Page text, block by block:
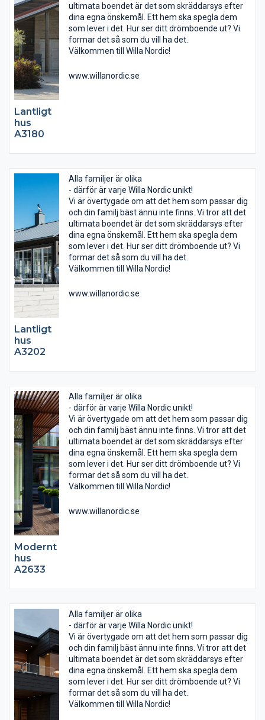
Lantligt
hus
A3180
ultimata boendet är det som skräddarsys efter
dina egna önskemål. Ett hem ska spegla dem
som lever i det. Hur ser ditt drömboende ut? Vi
formar det så som du vill ha det.
Välkommen till Willa Nordic!
www.willanordic.se
Lantligt
hus
A3202
Alla familjer är olika
- därför är varje Willa Nordic unikt!
Vi är övertygade om att det hem som passar dig
och din familj bäst ännu inte finns. Vi tror att det
ultimata boendet är det som skräddarsys efter
dina egna önskemål. Ett hem ska spegla dem
som lever i det. Hur ser ditt drömboende ut? Vi
formar det så som du vill ha det.
Välkommen till Willa Nordic!
www.willanordic.se
Modernt
hus
A2633
Alla familjer är olika
- därför är varje Willa Nordic unikt!
Vi är övertygade om att det hem som passar dig
och din familj bäst ännu inte finns. Vi tror att det
ultimata boendet är det som skräddarsys efter
dina egna önskemål. Ett hem ska spegla dem
som lever i det. Hur ser ditt drömboende ut? Vi
formar det så som du vill ha det.
Välkommen till Willa Nordic!
www.willanordic.se
Alla familjer är olika
- därför är varje Willa Nordic unikt!
Vi är övertygade om att det hem som passar dig
och din familj bäst ännu inte finns. Vi tror att det
ultimata boendet är det som skräddarsys efter
dina egna önskemål. Ett hem ska spegla dem
som lever i det. Hur ser ditt drömboende ut? Vi
formar det så som du vill ha det.
Välkommen till Willa Nordic!